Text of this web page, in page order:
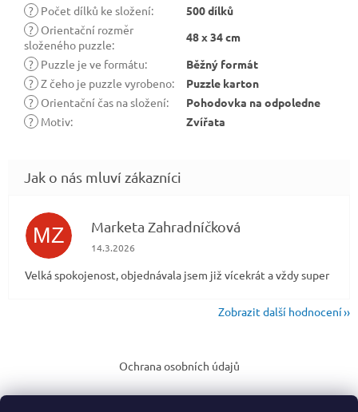
? Počet dílků ke složení:
500 dílků
? Orientační rozměr
složeného puzzle:
48 x 34 cm
? Puzzle je ve formátu:
Běžný formát
? Z čeho je puzzle vyrobeno:
Puzzle karton
? Orientační čas na složení:
Pohodovka na odpoledne
? Motiv: Zvířata
MZ Marketa Zahradníčková
Hodnocení obchodu je 5 z 5 hvězdiček.
14.3.2026
Velká spokojenost, objednávala jsem již vícekrát a vždy super
Zobrazit další hodnocení
a
Ochrana osobních údajů